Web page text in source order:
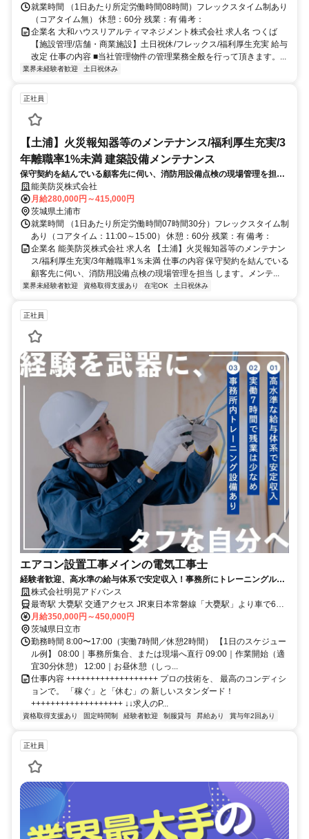
就業時間 （1日あたり所定労働時間08時間）フレックスタイム制あり
（コアタイム無） 休憩：60分 残業：有 備考：
企業名 大和ハウスリアルティマネジメント株式会社 求人名 つくば
【施設管理/店舗・商業施設】土日祝休/フレックス/福利厚生充実 給与
改定 仕事の内容 ■当社管理物件の管理業務全般を行って頂きます。...
業界未経験者歓迎 土日祝休み
正社員
【土浦】火災報知器等のメンテナンス/福利厚生充実/3
年離職率1%未満 建築設備メンテナンス
保守契約を結んでいる顧客先に伺い、消防用設備点検の現場管理を担当
します。メンテナンス工程の立案と現場でのマネジメント、顧客への設
備 更新の提案など幅広いお仕事です。
能美防災株式会社
月給280,000円～415,000円
茨城県土浦市
就業時間 （1日あたり所定労働時間07時間30分）フレックスタイム制
あり（コアタイム：11:00～15:00） 休憩：60分 残業：有 備考：
企業名 能美防災株式会社 求人名 【土浦】火災報知器等のメンテナン
ス/福利厚生充実/3年離職率1％未満 仕事の内容 保守契約を結んでいる
顧客先に伺い、消防用設備点検の現場管理を担当 します。メンテ...
業界未経験者歓迎 資格取得支援あり 在宅OK 土日祝休み
正社員
エアコン設置工事メインの電気工事士
経験者歓迎、高水準の給与体系で安定収入！事務所にトレーニングルー
ム完備で心身ともに鍛えられる！<br>
株式会社明晃アドバンス
最寄駅 大甕駅 交通アクセス JR東日本常磐線「大甕駅」より車で6分
※車通勤OK
月給350,000円～450,000円
茨城県日立市
勤務時間 8:00〜17:00（実働7時間／休憩2時間） 【1日のスケジュー
ル例】 08:00｜事務所集合、または現場へ直行 09:00｜作業開始（適
宜30分休憩） 12:00｜お昼休憩（しっ...
仕事内容 +++++++++++++++++++ プロの技術を、 最高のコンディシ
ョンで。 「稼ぐ」と「休む」の 新しいスタンダード！
+++++++++++++++++++ ↓↓求人のP...
資格取得支援あり 固定時間制 経験者歓迎 制服貸与 昇給あり 賞与年2回あり
正社員